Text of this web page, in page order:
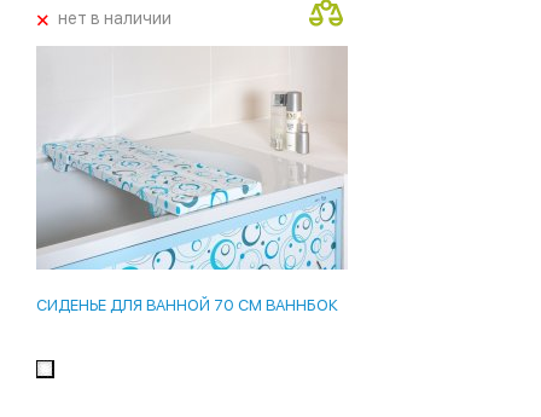
+нет в наличии
СИДЕНЬЕ ДЛЯ ВАННОЙ 70 СМ ВАННБОК